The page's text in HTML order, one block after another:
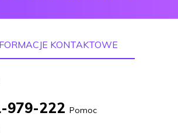
KONTAKTOWE
979-222 Pomoc